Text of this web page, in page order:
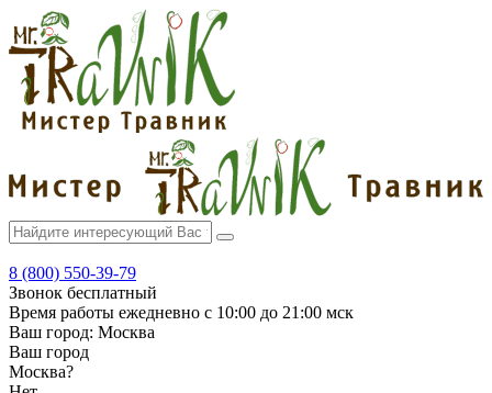
8 (800) 550-39-79
Звонок бесплатный
Время работы ежедневно с 10:00 до 21:00 мск
Ваш город: Москва
Ваш город
Москва?